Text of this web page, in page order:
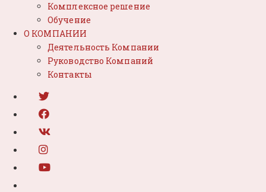
Комплексное решение
Обучение
О КОМПАНИИ
Деятельность Компании
Руководство Компаний
Контакты